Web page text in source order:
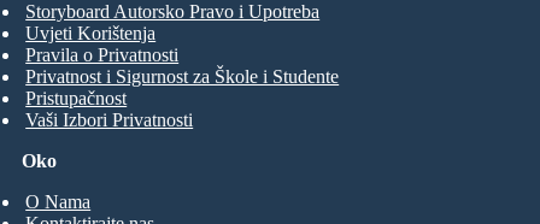
Oko
O Nama
Storyboard Autorsko Pravo i Upotreba
Uvjeti Korištenja
Pravila o Privatnosti
Privatnost i Sigurnost za Škole i Studente
Pristupačnost
Vaši Izbori Privatnosti